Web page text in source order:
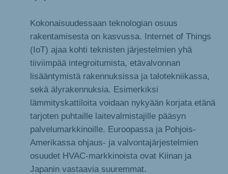
Kokonaisuudessaan teknologian osuus
rakentamisesta on kasvussa. Internet of Things
(IoT) ajaa kohti teknisten järjestelmien yhä
tiiviimpää integroitumista, etävalvonnan
lisääntymistä rakennuksissa ja talotekniikassa,
sekä älyrakennuksia. Esimerkiksi
lämmityskattiloita voidaan nykyään korjata etänä
tarjoten puhtaille laitevalmistajille pääsyn
palvelumarkkinoille. Euroopassa ja Pohjois-
Amerikassa ohjaus- ja valvontajärjestelmien
osuudet HVAC-markkinoista ovat Kiinan ja
Japanin vastaavia suuremmat.